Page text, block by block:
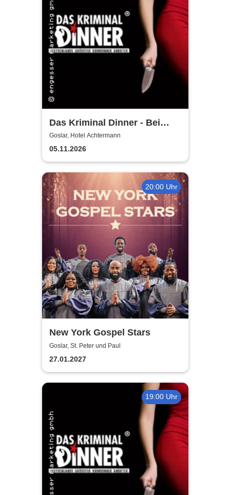
Das Kriminal Dinner - Bei
Aussage: Mord!
Goslar, Hotel Achtermann
05.11.2026
20:00 Uhr
New York Gospel Stars
Goslar, St. Peter und Paul
27.01.2027
19:00 Uhr